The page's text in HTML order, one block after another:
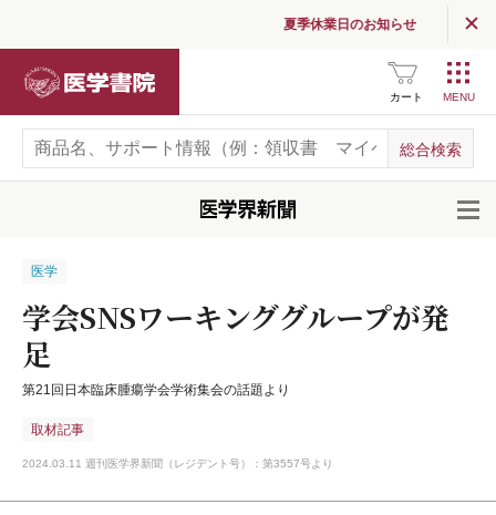
夏季休業日のお知らせ
カート
医学
学会SNSワーキンググループが発
足
第21回日本臨床腫瘍学会学術集会の話題より
取材記事
2024.03.11 週刊医学界新聞（レジデント号）：第3557号より